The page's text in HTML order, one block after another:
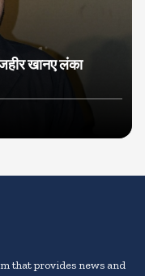
खानए लंका
that provides news and